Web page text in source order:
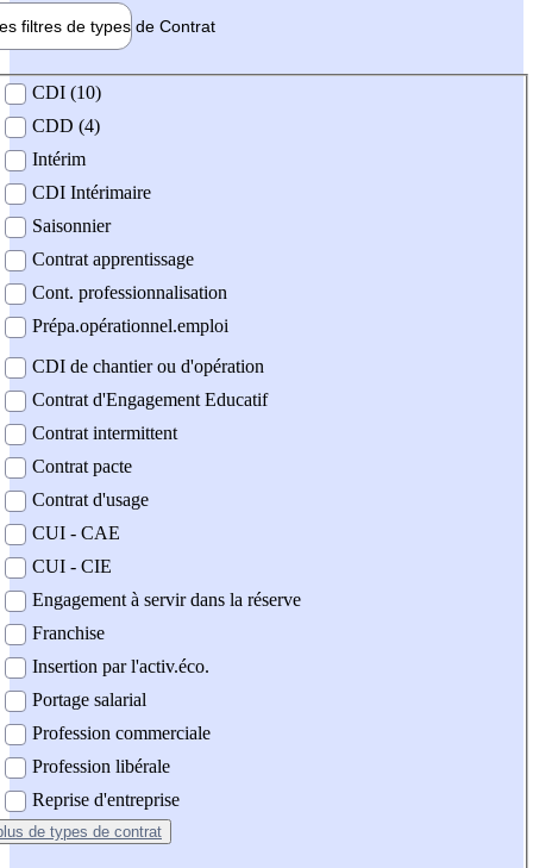
filtres de types de Contrat
contrat
CDI (10)
CDD (4)
Intérim
CDI Intérimaire
Saisonnier
Contrat apprentissage
Cont. professionnalisation
Prépa.opérationnel.emploi
CDI de chantier ou d'opération
Contrat d'Engagement Educatif
Contrat intermittent
Contrat pacte
Contrat d'usage
CUI - CAE
CUI - CIE
Engagement à servir dans la réserve
Franchise
Insertion par l'activ.éco.
Portage salarial
Profession commerciale
Profession libérale
Reprise d'entreprise
de types de contrat